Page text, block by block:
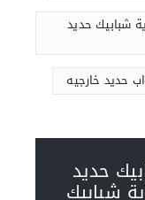
شبابيك حديد
حديد خارجيه
حديد
شبابيك